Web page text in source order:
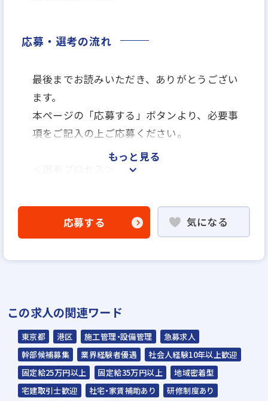
応募・選考の流れ
最後までお読みいただき、ありがとうござい
ます。
本ページの「応募する」ボタンより、必要事
項をご記入の上ご応募ください。
▼
WEB書類選考
▼
説明選考会（電話面談）
式会社が行います＊
スラッシュ株式会社からのご連絡をお待ち
ください。
ご連絡までに7日程度いただく場合があり
ます。予めご了承ください。
もっと見る
応募する 気になる
この求人の関連ワード
東京都 港区 施工管理・設備管理
急募求人
幹部候補募集
業界経験者優遇
社会人経験10年以上歓迎
固定給25万円以上
固定給35万円以上
地域密着型
宅建取引士歓迎
社宅・家賃補助あり
研修制度あり